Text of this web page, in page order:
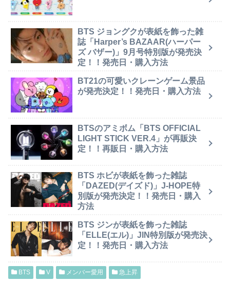
BTS ジョングクが表紙を飾った雑
誌「Harper’s BAZAAR(ハーパー
ズ バザー)」9月号特別版が発売決
定！！発売日・購入方法
BT21の可愛いクレーンゲーム景品
が発売決定！！発売日・購入方法
BTSのアミボム「BTS OFFICIAL
LIGHT STICK VER.4」が再販決
定！！再販日・購入方法
BTS ホビが表紙を飾った雑誌
「DAZED(デイズド)」J-HOPE特
別版が発売決定！！発売日・購入
方法
BTS ジンが表紙を飾った雑誌
「ELLE(エル)」JIN特別版が発売決
定！！発売日・購入方法
BTS V メンバー愛用 急上昇